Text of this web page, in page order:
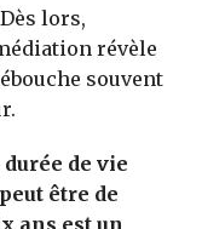
lors,
révèle
souvent
de vie
être de
ans,est un